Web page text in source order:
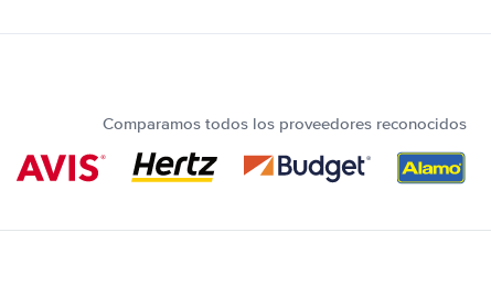
Comparamos todos los proveedores reconocidos